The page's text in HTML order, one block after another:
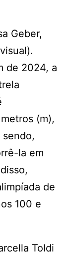
Geber,
de 2024, a
(m),
la em
de
100 e
Toldi